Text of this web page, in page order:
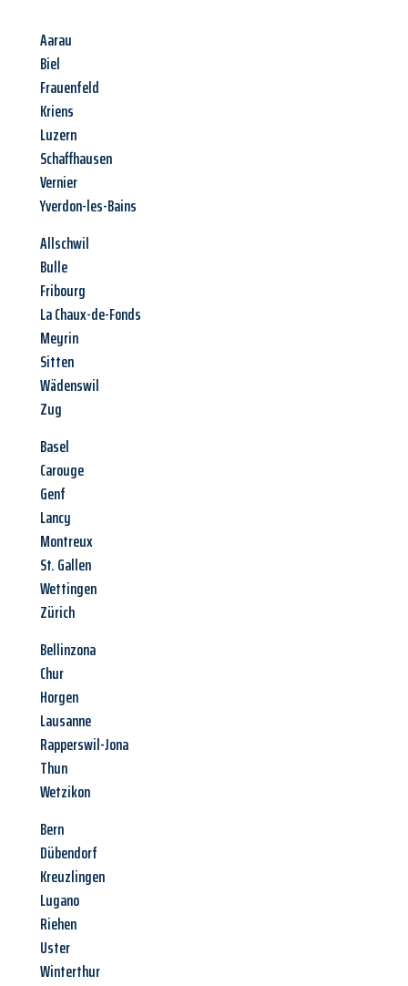
Aarau
Biel
Frauenfeld
Kriens
Luzern
Schaffhausen
Vernier
Yverdon-les-Bains
Allschwil
Bulle
Fribourg
La Chaux-de-Fonds
Meyrin
Sitten
Wädenswil
Zug
Basel
Carouge
Genf
Lancy
Montreux
St. Gallen
Wettingen
Zürich
Bellinzona
Chur
Horgen
Lausanne
Rapperswil-Jona
Thun
Wetzikon
Bern
Dübendorf
Kreuzlingen
Lugano
Riehen
Uster
Winterthur